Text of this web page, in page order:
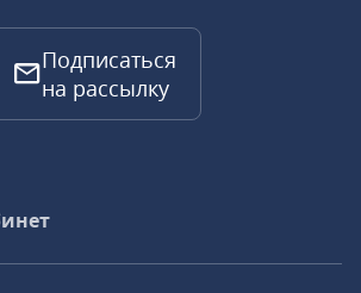
Подписаться
на рассылку